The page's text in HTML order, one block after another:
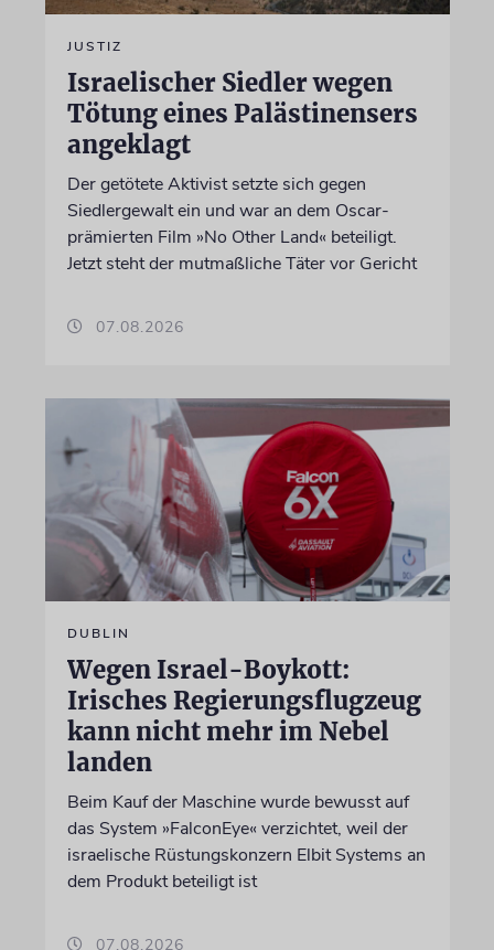
JUSTIZ
Israelischer Siedler wegen
Tötung eines Palästinensers
angeklagt
Der getötete Aktivist setzte sich gegen
Siedlergewalt ein und war an dem Oscar-
prämierten Film »No Other Land« beteiligt.
Jetzt steht der mutmaßliche Täter vor Gericht
07.08.2026
DUBLIN
Wegen Israel-Boykott:
Irisches Regierungsflugzeug
kann nicht mehr im Nebel
landen
Beim Kauf der Maschine wurde bewusst auf
das System »FalconEye« verzichtet, weil der
israelische Rüstungskonzern Elbit Systems an
dem Produkt beteiligt ist
07.08.2026